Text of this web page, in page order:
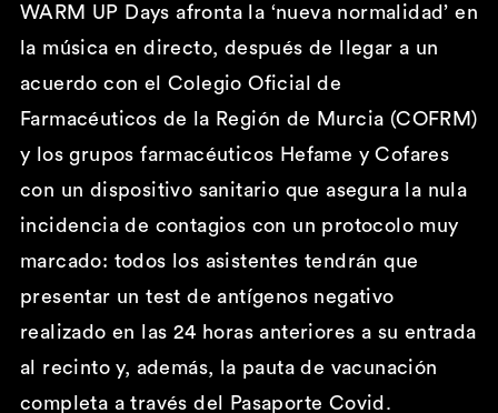
WARM UP Days afronta la ‘nueva normalidad’ en
la música en directo, después de llegar a un
acuerdo con el Colegio Oficial de
Farmacéuticos de la Región de Murcia (COFRM)
y los grupos farmacéuticos Hefame y Cofares
con un dispositivo sanitario que asegura la nula
incidencia de contagios con un protocolo muy
marcado: todos los asistentes tendrán que
presentar un test de antígenos negativo
realizado en las 24 horas anteriores a su entrada
al recinto y, además, la pauta de vacunación
completa a través del Pasaporte Covid.